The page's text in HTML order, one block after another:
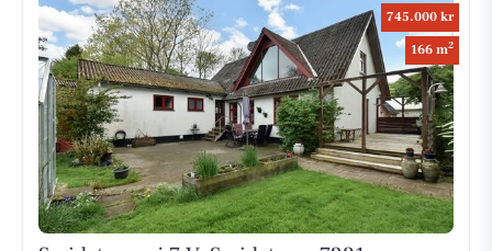
745.000 kr
166 m2